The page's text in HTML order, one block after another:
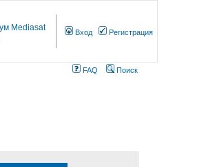
Mediasat
Вход Регистрация
FAQ Поиск